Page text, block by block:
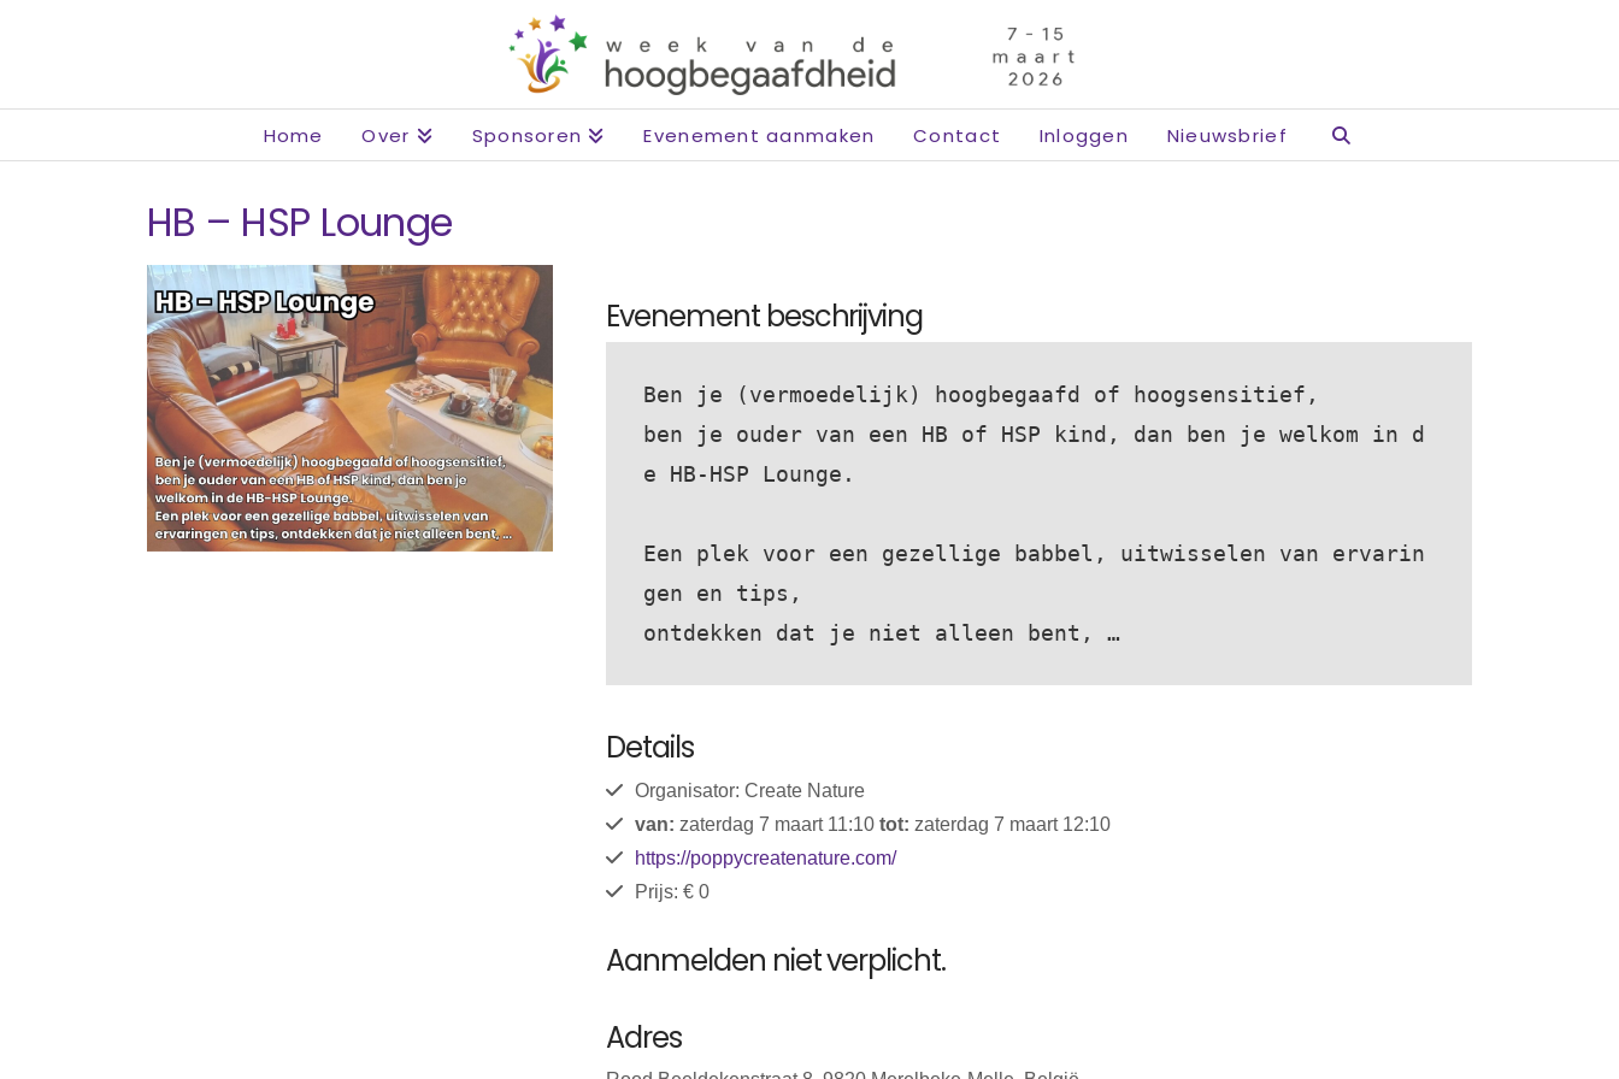
Home Over Sponsoren Evenement aanmaken Contact Inloggen Nieuwsbrief
HB – HSP Lounge
Evenement beschrijving
Ben je (vermoedelijk) hoogbegaafd of hoogsensitief,
ben je ouder van een HB of HSP kind, dan ben je welkom in d
e HB-HSP Lounge.
Een plek voor een gezellige babbel, uitwisselen van ervarin
gen en tips,
ontdekken dat je niet alleen bent, …
Details
Organisator: Create Nature
van: zaterdag 7 maart 11:10tot: zaterdag 7 maart 12:10
https://poppycreatenature.com/
Prijs: € 0
Aanmelden niet verplicht.
Adres